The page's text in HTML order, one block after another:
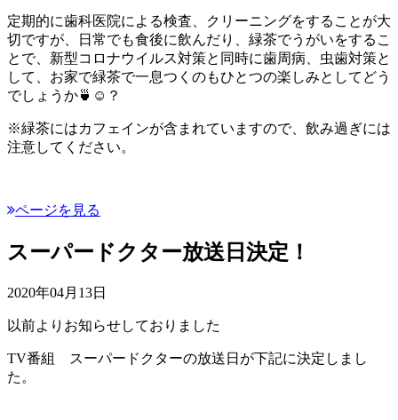
定期的に歯科医院による検査、クリーニングをすることが大
切ですが、日常でも食後に飲んだり、緑茶でうがいをするこ
とで、新型コロナウイルス対策と同時に歯周病、虫歯対策と
して、お家で緑茶で一息つくのもひとつの楽しみとしてどう
でしょうか🍵☺️？
※緑茶にはカフェインが含まれていますので、飲み過ぎには
注意してください。
ページを見る
スーパードクター放送日決定！
2020年04月13日
以前よりお知らせしておりました
TV番組 スーパードクターの放送日が下記に決定しまし
た。